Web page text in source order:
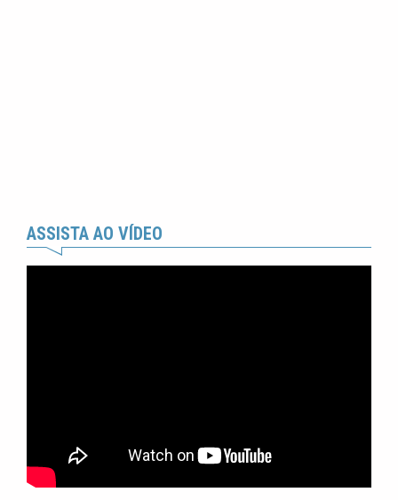
ASSISTA AO VÍDEO